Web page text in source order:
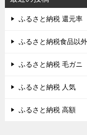
ゲ
ー
シ
ふるさと納税 還元率
ふるさと納税食品以外
ふるさと納税 毛ガニ
ふるさと納税 人気
ふるさと納税 高額